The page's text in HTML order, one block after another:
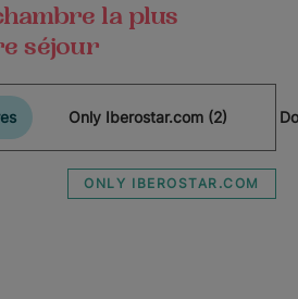
la plus
séjour
Only Iberostar.com (2)
ONLY IBEROSTAR.COM